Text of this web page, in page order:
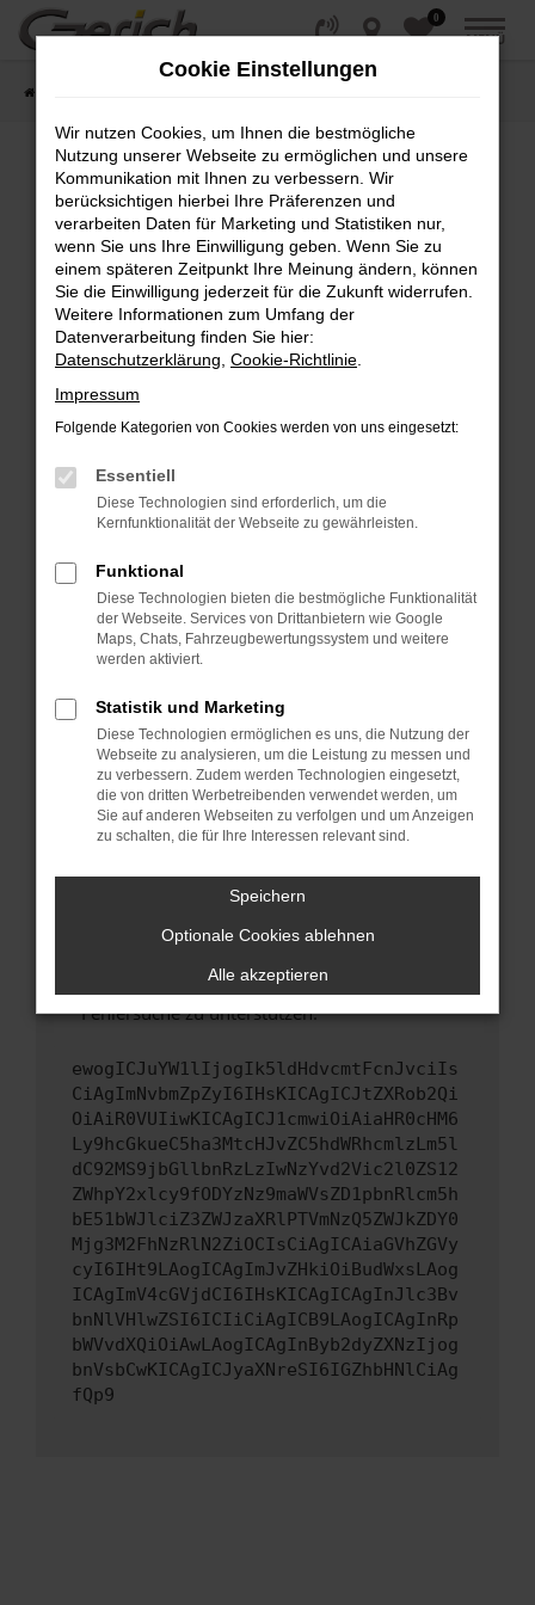
Zum
0
MENÜ
Fehler: Network Error
Beim Laden ist ein Fehler aufgetreten.
Hier sind ein paar Tipps, die dir helfen können:
Überprüfe deine Firewall und deine
Internetverbindung.
Laden andere Webseiten, zum Beispiel deine
Suchmaschine?
Prüfe deine Browsererweiterungen.
können das Laden bestimmter Seiten
verhindern. Funktioniert die Seite in einem
Fenster?
Starte dein Gerät neu.
Das kann manchmal helfen, vorübergehende
Probleme zu beheben.
Betriebssystem auf dem neuesten Stand
sind.
Veraltete Software birgt nicht nur ein
Sicherheitsrisiko, sondern kann auch dazu
führen, dass bestimmte Funktionen nicht mehr
unterstützt werden.
Wende dich an den Webseitenbetreiber.
Wenn du alle oben genannten Schritte versucht
hast, kontaktiere uns bitte. Wir werden
uns diesen Text schicken, um uns bei der
Fehlersuche zu unterstützen:
ewogICJuYW1lIjogIk5ldHdvcmtFcnJvciIs
CiAgImNvbmZpZyI6IHsKICAgICJtZXRob2Qi
OiAiR0VUIiwKICAgICJ1cmwiOiAiaHR0cHM6
Ly9hcGkueC5ha3MtcHJvZC5hdWRhcmlzLm5l
dC92MS9jbGllbnRzLzIwNzYvd2Vic2l0ZS12
ZWhpY2xlcy9fODYzNz9maWVsZD1pbnRlcm5h
bE51bWJlciZ3ZWJzaXRlPTVmNzQ5ZWJkZDY0
Mjg3M2FhNzRlN2ZiOCIsCiAgICAiaGVhZGVy
cyI6IHt9LAogICAgImJvZHkiOiBudWxsLAog
ICAgImV4cGVjdCI6IHsKICAgICAgInJlc3Bv
bnNlVHlwZSI6ICIiCiAgICB9LAogICAgInRp
bWVvdXQiOiAwLAogICAgInByb2dyZXNzIjog
bnVsbCwKICAgICJyaXNreSI6IGZhbHNlCiAg
fQp9
Cookie Einstellungen
Wir nutzen Cookies, um Ihnen die bestmögliche
Nutzung unserer Webseite zu ermöglichen und unsere
Kommunikation mit Ihnen zu verbessern. Wir
berücksichtigen hierbei Ihre Präferenzen und
verarbeiten Daten für Marketing und Statistiken nur,
wenn Sie uns Ihre Einwilligung geben. Wenn Sie zu
einem späteren Zeitpunkt Ihre Meinung ändern, können
Sie die Einwilligung jederzeit für die Zukunft widerrufen.
Weitere Informationen zum Umfang der
Datenverarbeitung finden Sie hier:
Datenschutzerklärung Cookie-Richtlinie
Impressum
Folgende Kategorien von Cookies werden von uns eingesetzt:
Essentiell
Diese Technologien sind erforderlich, um die
Kernfunktionalität der Webseite zu gewährleisten.
Funktional
Diese Technologien bieten die bestmögliche Funktionalität
der Webseite. Services von Drittanbietern wie Google
Maps, Chats, Fahrzeugbewertungssystem und weitere
werden aktiviert.
Statistik und Marketing
Diese Technologien ermöglichen es uns, die Nutzung der
Webseite zu analysieren, um die Leistung zu messen und
zu verbessern. Zudem werden Technologien eingesetzt,
die von dritten Werbetreibenden verwendet werden, um
Sie auf anderen Webseiten zu verfolgen und um Anzeigen
zu schalten, die für Ihre Interessen relevant sind.
Speichern
Optionale Cookies ablehnen
Alle akzeptieren